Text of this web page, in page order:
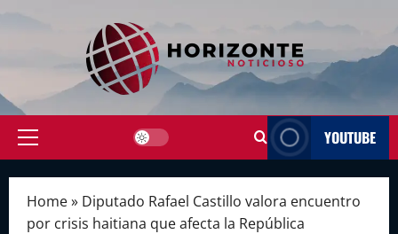
Primary
YOUTUBE
Home» Diputado Rafael Castillo valora encuentro
por crisis haitiana que afecta la República